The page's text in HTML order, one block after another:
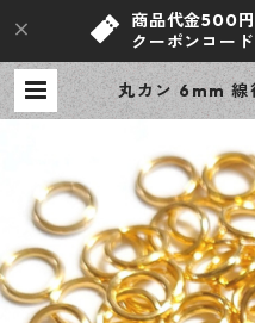
商品代金500
クーポンコ
丸カン 6mm 線
300個 ニッケ
アクセサリー
ｅ